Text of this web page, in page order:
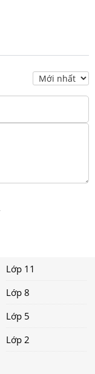
Lớp 11
Lớp 8
Lớp 5
Lớp 2